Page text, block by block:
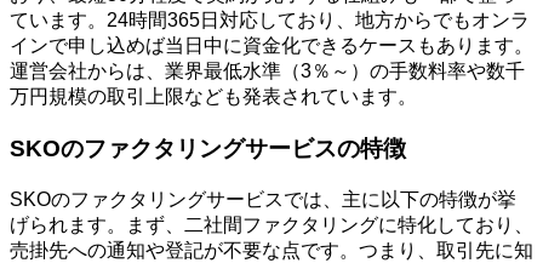
ています。24時間365日対応しており、地方からでもオンラ
インで申し込めば当日中に資金化できるケースもあります。
運営会社からは、業界最低水準（3％～）の手数料率や数千
万円規模の取引上限なども発表されています。
SKOのファクタリングサービスの特徴
SKOのファクタリングサービスでは、主に以下の特徴が挙
げられます。まず、二社間ファクタリングに特化しており、
売掛先への通知や登記が不要な点です。つまり、取引先に知